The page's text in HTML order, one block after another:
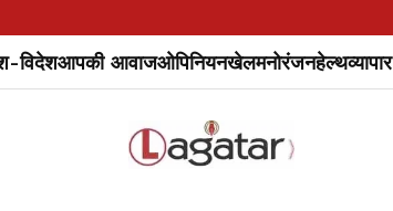
विदेशआपकी आवाजओपिनियनखेलमनोरंजनहेल्थव्यापार